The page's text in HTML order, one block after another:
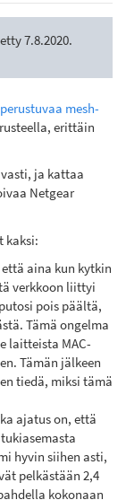
7.8.2020.
mesh-
erittäin
ja kattaa
Netgear
kaksi:
aina kun kytkin
verkkoon liittyi
pois päältä,
Tämä ongelma
laitteista MAC-
Tämän jälkeen
tiedä, miksi tämä
ajatus on, että
hyvin siihen asti,
pelkästään 2,4
kokonaan